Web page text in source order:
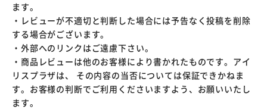
ます。
・レビューが不適切と判断した場合には予告なく投稿を削除
する場合がございます。
・外部へのリンクはご遠慮下さい。
・商品レビューは他のお客様により書かれたものです。アイ
リスプラザは、 その内容の当否については保証できかねま
す。お客様の判断でご利用くださいますよう、お願いいたし
ます。